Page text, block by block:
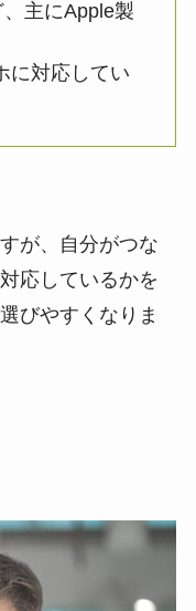
主にApple製
に対応してい
が、自分がつな
応しているかを
びやすくなりま